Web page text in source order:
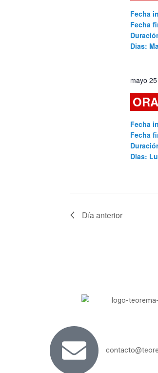
Fecha
Fecha
Dias:
mayo
Fecha
Fecha
Dias:
Día anterior